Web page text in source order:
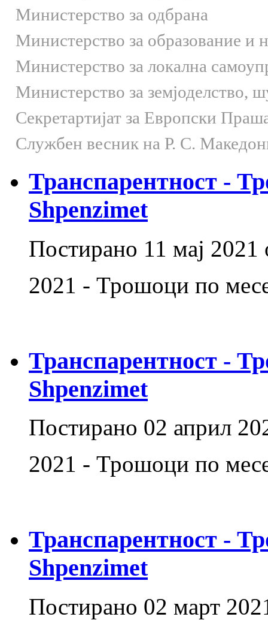
Министерство за одбрана
Министерство за образование и
Министерство за локална
Министерство за земјоделство,
Секретартијат за Европски
Службен весник на Р. С.
Транспарентност -
Shpenzimet
Постирано 11 мај 2021
2021 - Трошоци по
Транспарентност -
Shpenzimet
Постирано 02 април
2021 - Трошоци по
Транспарентност -
Shpenzimet
Постирано 02 март